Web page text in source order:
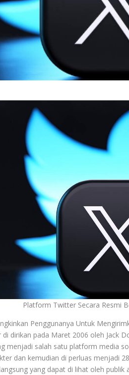
Platform Twitter Secara Resmi
Penggunanya Untuk
di dirikan pada Maret 2006 oleh Jack
menjadi salah satu platform media
dan kemudian di perluas menjadi
yang dapat di lihat oleh